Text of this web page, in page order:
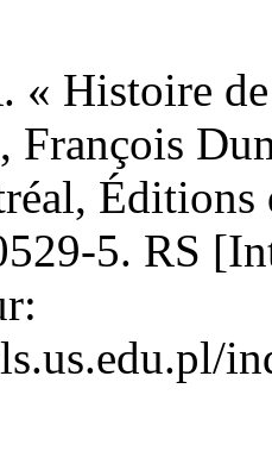
« Histoire
5. RS